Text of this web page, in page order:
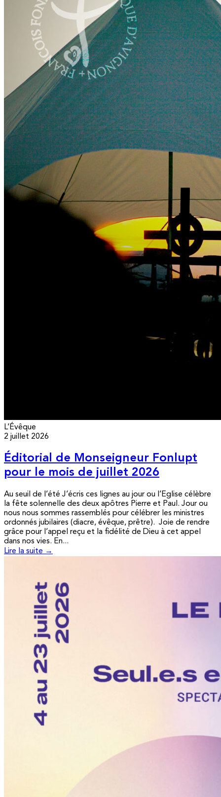
L’Évêque
2 juillet 2026
Éditorial de Monseigneur Fonlupt
pour le mois de juillet 2026
Au seuil de l’été J’écris ces lignes au jour ou l’Eglise célèbre
la fête solennelle des deux apôtres Pierre et Paul. Jour ou
nous nous sommes rassemblés pour célébrer les ministres
ordonnés jubilaires (diacre, évêque, prêtre). Joie de rendre
grâce pour l’appel reçu et la fidélité de Dieu à cet appel
dans nos vies. En...
Lire la suite →